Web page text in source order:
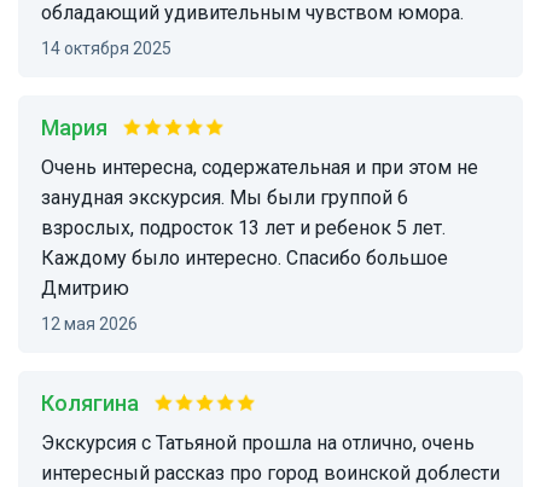
обладающий удивительным чувством юмора.
14 октября 2025
Мария
Очень интересна, содержательная и при этом не
занудная экскурсия. Мы были группой 6
взрослых, подросток 13 лет и ребенок 5 лет.
Каждому было интересно. Спасибо большое
Дмитрию
12 мая 2026
Колягина
Экскурсия с Татьяной прошла на отлично, очень
интересный рассказ про город воинской доблести